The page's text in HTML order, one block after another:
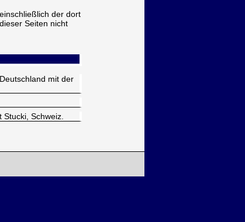
der dort
Seiten nicht
mit der
Schweiz.